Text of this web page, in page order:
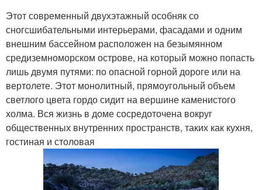
Этот современный двухэтажный особняк со
сногсшибательными интерьерами, фасадами и одним
внешним бассейном расположен на безымянном
средиземноморском острове, на который можно попасть
лишь двумя путями: по опасной горной дороге или на
вертолете. Этот монолитный, прямоугольный объем
светлого цвета гордо сидит на вершине каменистого
холма. Вся жизнь в доме сосредоточена вокруг
общественных внутренних пространств, таких как кухня,
гостиная и столовая